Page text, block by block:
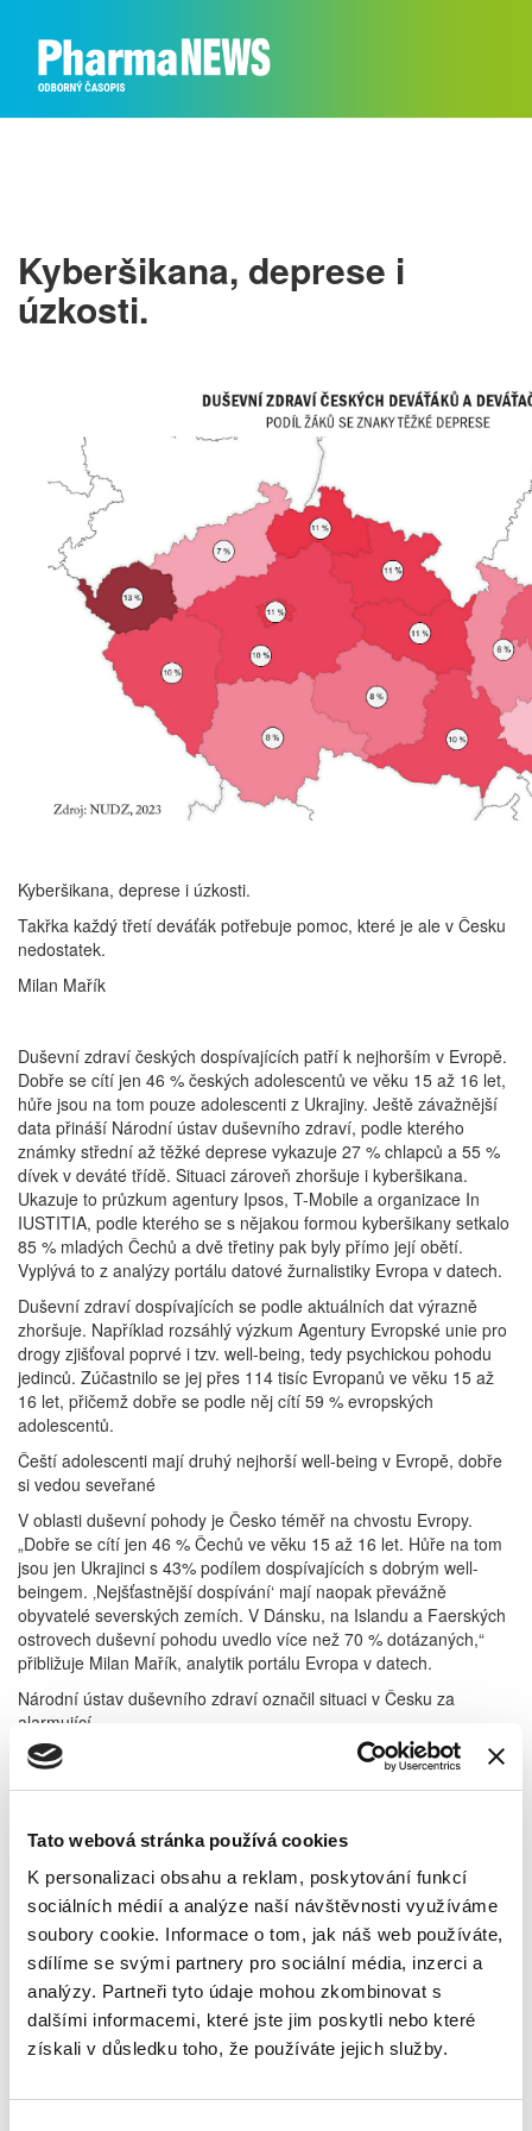
Tato webová stránka používá cookies
K personalizaci obsahu a reklam, poskytování funkcí
sociálních médií a analýze naší návštěvnosti využíváme
soubory cookie. Informace o tom, jak náš web používáte,
sdílíme se svými partnery pro sociální média, inzerci a
analýzy. Partneři tyto údaje mohou zkombinovat s
dalšími informacemi, které jste jim poskytli nebo které
získali v důsledku toho, že používáte jejich služby.
Kyberšikana, deprese i
úzkosti.
Kyberšikana, deprese i úzkosti.
Takřka každý třetí deváťák potřebuje pomoc, které je ale v Česku
nedostatek.
Milan Mařík
Duševní zdraví českých dospívajících patří k nejhorším v Evropě.
Dobře se cítí jen 46 % českých adolescentů ve věku 15 až 16 let,
hůře jsou na tom pouze adolescenti z Ukrajiny. Ještě závažnější
data přináší Národní ústav duševního zdraví, podle kterého
známky střední až těžké deprese vykazuje 27 % chlapců a 55 %
dívek v deváté třídě. Situaci zároveň zhoršuje i kyberšikana.
Ukazuje to průzkum agentury Ipsos, T-Mobile a organizace In
IUSTITIA, podle kterého se s nějakou formou kyberšikany setkalo
85 % mladých Čechů a dvě třetiny pak byly přímo její obětí.
Vyplývá to z analýzy portálu datové žurnalistiky Evropa v datech.
Duševní zdraví dospívajících se podle aktuálních dat výrazně
zhoršuje. Například rozsáhlý výzkum Agentury Evropské unie pro
drogy zjišťoval poprvé i tzv. well-being, tedy psychickou pohodu
jedinců. Zúčastnilo se jej přes 114 tisíc Evropanů ve věku 15 až
16 let, přičemž dobře se podle něj cítí 59 % evropských
adolescentů.
Čeští adolescenti mají druhý nejhorší well-being v Evropě, dobře
si vedou seveřané
V oblasti duševní pohody je Česko téměř na chvostu Evropy.
„Dobře se cítí jen 46 % Čechů ve věku 15 až 16 let. Hůře na tom
jsou jen Ukrajinci s 43% podílem dospívajících s dobrým well-
beingem. ‚Nejšťastnější dospívání‘ mají naopak převážně
obyvatelé severských zemích. V Dánsku, na Islandu a Faerských
ostrovech duševní pohodu uvedlo více než 70 % dotázaných,“
přibližuje Milan Mařík, analytik portálu Evropa v datech.
Národní ústav duševního zdraví označil situaci v Česku za
alarmující
Nepříznivou situaci v Česku potvrzují i další výzkumy. Národní
svého Národního monitoringu duševního zdraví dětí
a adolescentů. Dle této studie má nízký well-being 54 %
deváťáků. Naopak dobře se cítí pouze 18 % žáků devátých tříd.
Přibývá osamělosti i psychosomatických obtíží
Podle dat v poslední době dochází k výraznému zhoršení
z několika důvodů. „Výzkumy i zkušenosti odborníků ukazují, že
duševní zdraví dospívajících se v posledních desetiletích
skutečně mění a je jiné. Důvody nejsou jednoduché, ale kombinují
se faktory jako zrychlené tempo života, větší tlak na výkon,